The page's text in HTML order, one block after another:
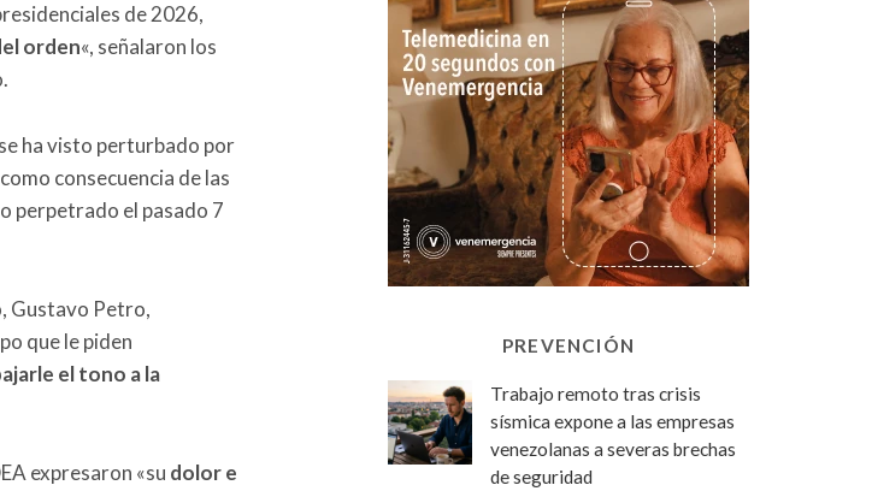
de 2026,
orden«, señalaron los
ha visto perturbado por
consecuencia de las
perpetrado el pasado 7
Gustavo Petro,
que le piden
el tono a la
expresaron «su dolor e
PREVENCIÓN
Trabajo remoto tras crisis
sísmica expone a las empresas
venezolanas a severas brechas
de seguridad